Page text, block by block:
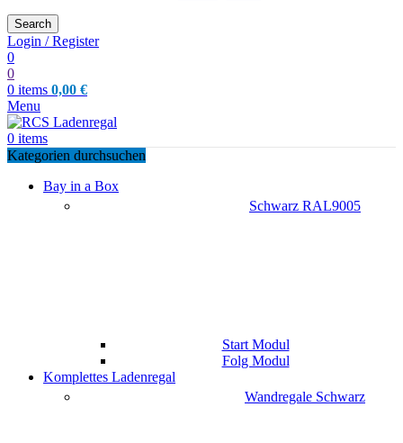
Search
Login / Register
0
0
0 items 0,00 €
Menu
0 items
Kategorien durchsuchen
Bay in a Box
Schwarz RAL9005
Start Modul
Folg Modul
Komplettes Ladenregal
Wandregale Schwarz